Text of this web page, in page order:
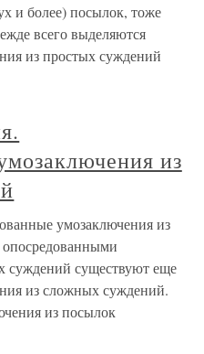
и более) посылок, тоже
всего выделяются
из простых суждений
из
умозаключения из
суждений существуют еще
из сложных суждений.
из посылок